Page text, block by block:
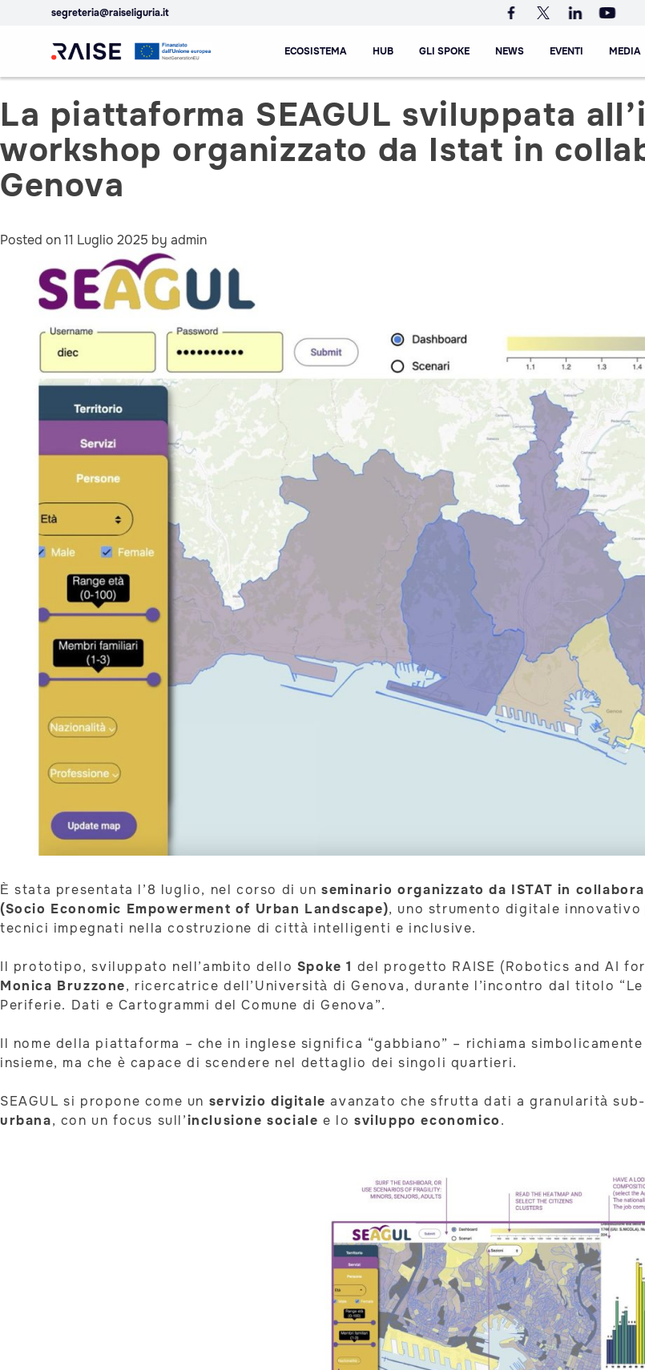
segreteria@raiseliguria.it
dell'Innovazione
RAISE
Socio-economic
Empowerment
ECOSISTEMA HUB GLI SPOKE NEWS EVENTI MEDIA
Spoke 1
La piattaforma SEAGUL sviluppata
workshop organizzato da Istat in
Genova
Posted on11 Luglio 2025 by admin
È stata presentata l’8 luglio, nel corso di unseminario organizzato da ISTAT in
(Socio Economic Empowerment of Urban Landscape), uno strumento digitale
tecnici impegnati nella costruzione di città intelligenti e inclusive.
Il prototipo, sviluppato nell’ambito dello Spoke 1 del progetto RAISE (Robotics and AI
Monica Bruzzone, ricercatrice dell’Università di Genova, durante l’incontro dal titolo
Periferie. Dati e Cartogrammi del Comune di Genova”.
Il nome della piattaforma – che in inglese significa “gabbiano” – richiama
insieme, ma che è capace di scendere nel dettaglio dei singoli quartieri.
SEAGUL si propone come un servizio digitale avanzato che sfrutta dati a granularità
urbana, con un focus sull’inclusione sociale e losviluppo economico.